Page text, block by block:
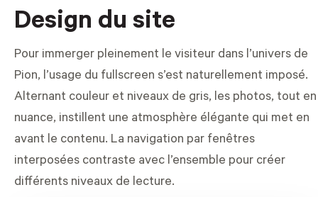
Design du site
Pour immerger pleinement le visiteur dans l’univers de
Pion, l’usage du fullscreen s’est naturellement imposé.
Alternant couleur et niveaux de gris, les photos, tout en
nuance, instillent une atmosphère élégante qui met en
avant le contenu. La navigation par fenêtres
interposées contraste avec l’ensemble pour créer
différents niveaux de lecture.